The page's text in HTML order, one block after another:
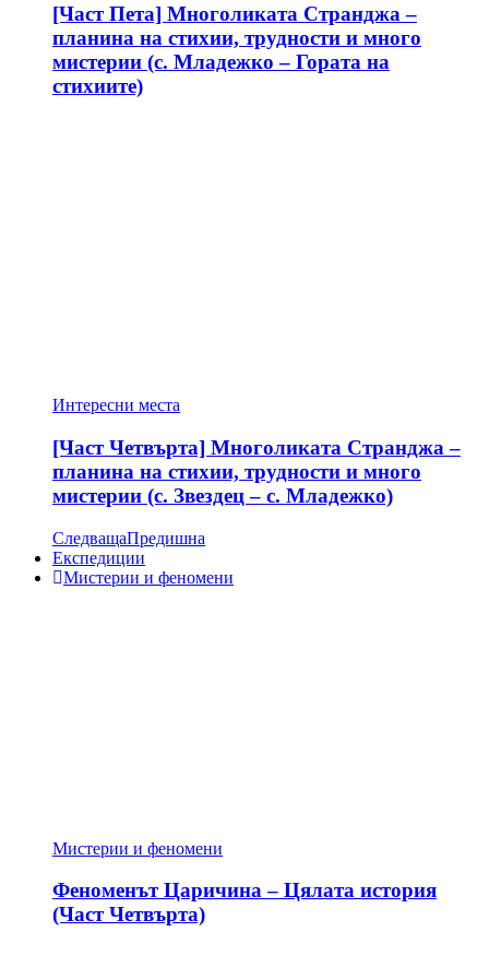
[Част Пета] Многоликата Странджа –
планина на стихии, трудности и много
мистерии (с. Младежко – Гората на
стихиите)
Интересни места
[Част Четвърта] Многоликата Странджа –
планина на стихии, трудности и много
мистерии (с. Звездец – с. Младежко)
СледващаПредишна
Експедиции
Мистерии и феномени
Мистерии и феномени
Феноменът Царичина – Цялата история
(Част Четвърта)